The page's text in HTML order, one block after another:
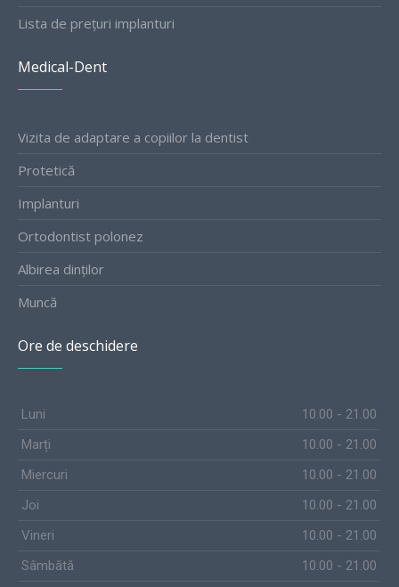
Lista de prețuri implanturi
Medical-Dent
Vizita de adaptare a copiilor la dentist
Protetică
Implanturi
Ortodontist polonez
Albirea dinților
Muncă
Ore de deschidere
Luni
10.00 - 21.00
Marți
10.00 - 21.00
Miercuri
10.00 - 21.00
Joi
10.00 - 21.00
Vineri
10.00 - 21.00
Sâmbătă
10.00 - 21.00